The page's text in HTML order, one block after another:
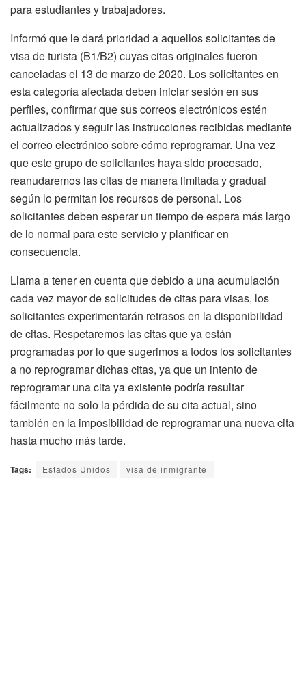
para estudiantes y trabajadores.
Informó que le dará prioridad a aquellos solicitantes de
visa de turista (B1/B2) cuyas citas originales fueron
canceladas el 13 de marzo de 2020. Los solicitantes en
esta categoría afectada deben iniciar sesión en sus
perfiles, confirmar que sus correos electrónicos estén
actualizados y seguir las instrucciones recibidas mediante
el correo electrónico sobre cómo reprogramar. Una vez
que este grupo de solicitantes haya sido procesado,
reanudaremos las citas de manera limitada y gradual
según lo permitan los recursos de personal. Los
solicitantes deben esperar un tiempo de espera más largo
de lo normal para este servicio y planificar en
consecuencia.
Llama a tener en cuenta que debido a una acumulación
cada vez mayor de solicitudes de citas para visas, los
solicitantes experimentarán retrasos en la disponibilidad
de citas. Respetaremos las citas que ya están
programadas por lo que sugerimos a todos los solicitantes
a no reprogramar dichas citas, ya que un intento de
reprogramar una cita ya existente podría resultar
fácilmente no solo la pérdida de su cita actual, sino
también en la imposibilidad de reprogramar una nueva cita
hasta mucho más tarde.
Tags: Estados Unidos visa de inmigrante